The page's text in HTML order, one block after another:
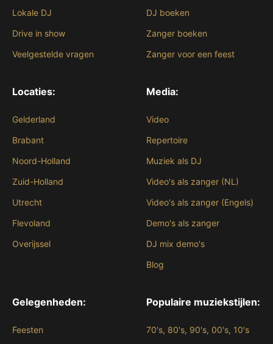
Lokale DJ
Drive in show
Veelgestelde vragen
DJ boeken
Zanger boeken
Zanger voor een feest
Locaties:
Gelderland
Brabant
Noord-Holland
Zuid-Holland
Utrecht
Flevoland
Overijssel
Media:
Video
Repertoire
Muziek als DJ
Video's als zanger (NL)
Video's als zanger (Engels)
Demo's als zanger
DJ mix demo's
Blog
Gelegenheden:
Feesten
Populaire muziekstijlen:
70's, 80's, 90's, 00's, 10's